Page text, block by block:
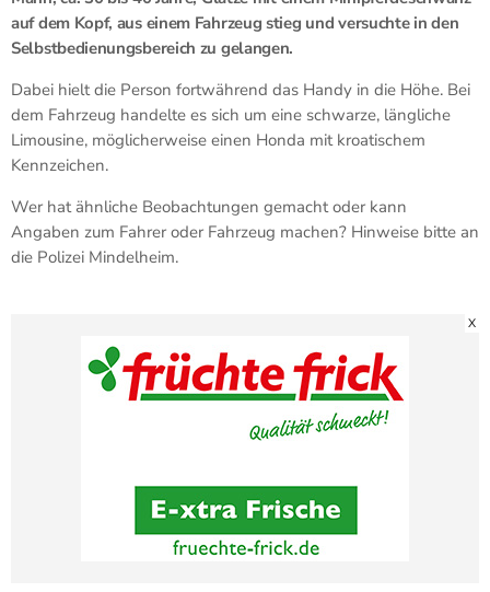
auf dem Kopf, aus einem Fahrzeug stieg und versuchte in den
Selbstbedienungsbereich zu gelangen.
Dabei hielt die Person fortwährend das Handy in die Höhe. Bei
dem Fahrzeug handelte es sich um eine schwarze, längliche
Limousine, möglicherweise einen Honda mit kroatischem
Kennzeichen.
Wer hat ähnliche Beobachtungen gemacht oder kann
Angaben zum Fahrer oder Fahrzeug machen? Hinweise bitte an
die Polizei Mindelheim.
X